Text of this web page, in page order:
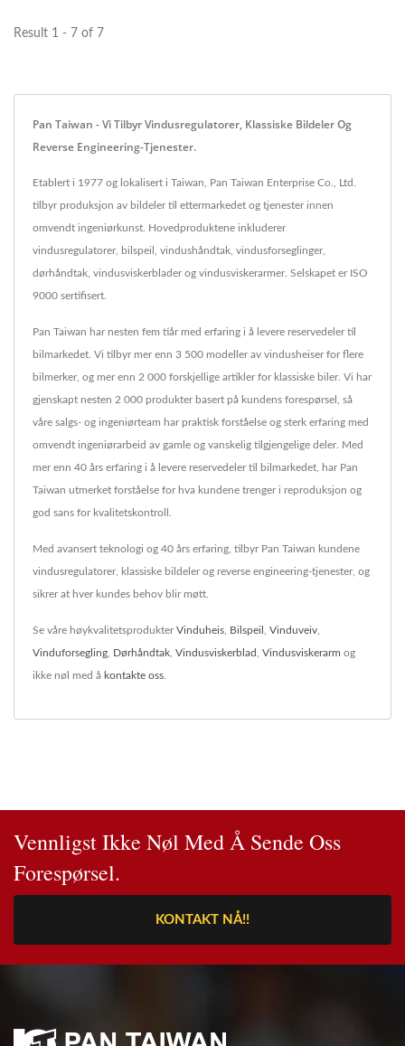
Result 1 - 7 of 7
Pan Taiwan - Vi Tilbyr Vindusregulatorer, Klassiske Bildeler Og
Reverse Engineering-Tjenester.
Etablert i 1977 og lokalisert i Taiwan, Pan Taiwan Enterprise Co., Ltd.
tilbyr produksjon av bildeler til ettermarkedet og tjenester innen
omvendt ingeniørkunst. Hovedproduktene inkluderer
vindusregulatorer, bilspeil, vindushåndtak, vindusforseglinger,
dørhåndtak, vindusviskerblader og vindusviskerarmer. Selskapet er ISO
9000 sertifisert.
Pan Taiwan har nesten fem tiår med erfaring i å levere reservedeler til
bilmarkedet. Vi tilbyr mer enn 3 500 modeller av vindusheiser for flere
bilmerker, og mer enn 2 000 forskjellige artikler for klassiske biler. Vi har
gjenskapt nesten 2 000 produkter basert på kundens forespørsel, så
våre salgs- og ingeniørteam har praktisk forståelse og sterk erfaring med
omvendt ingeniørarbeid av gamle og vanskelig tilgjengelige deler. Med
mer enn 40 års erfaring i å levere reservedeler til bilmarkedet, har Pan
Taiwan utmerket forståelse for hva kundene trenger i reproduksjon og
god sans for kvalitetskontroll.
Med avansert teknologi og 40 års erfaring, tilbyr Pan Taiwan kundene
vindusregulatorer, klassiske bildeler og reverse engineering-tjenester, og
sikrer at hver kundes behov blir møtt.
Se våre høykvalitetsprodukterVinduheis Bilspeil Vinduveiv
Vinduforsegling Dørhåndtak Vindusviskerblad Vindusviskerarm og
ikke nøl med å kontakte oss
Vennligst Ikke Nøl Med Å Sende Oss
Forespørsel.
KONTAKT NÅ!!